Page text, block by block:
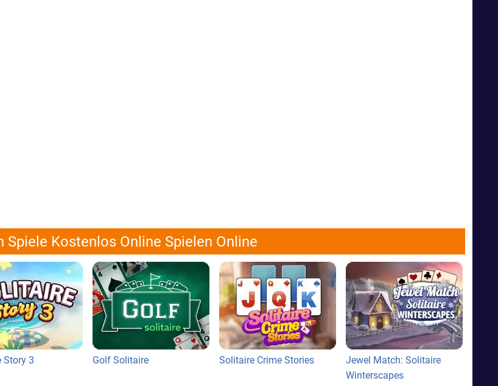
Spiele Kostenlos Online Spielen Online
Story 3 Golf Solitaire Solitaire Crime Stories
Jewel Match: Solitaire
Winterscapes